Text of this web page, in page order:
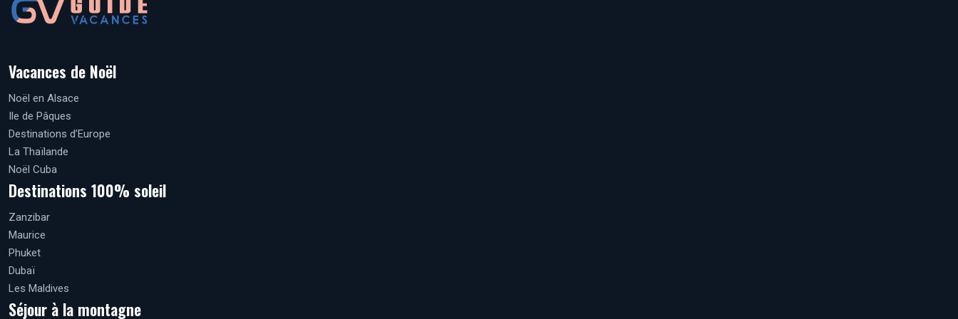
Vacances de Noël
Noël en Alsace
Ile de Pâques
Destinations d’Europe
La Thaïlande
Noël Cuba
Destinations 100% soleil
Zanzibar
Maurice
Phuket
Dubaï
Les Maldives
Séjour à la montagne